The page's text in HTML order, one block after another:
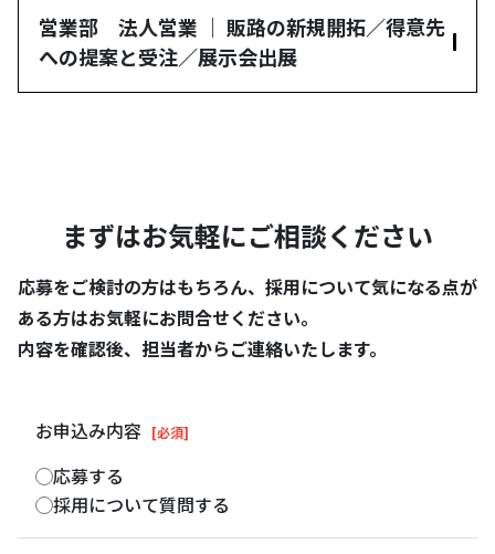
営業部 法人営業 ｜ 販路の新規開拓／得意先
への提案と受注／展示会出展
まずはお気軽にご相談ください
応募をご検討の方はもちろん、採用について気になる点が
ある方はお気軽にお問合せください。
内容を確認後、担当者からご連絡いたします。
お申込み内容 [必須]
応募する
採用について質問する